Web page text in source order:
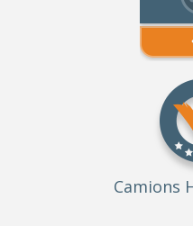
Camions